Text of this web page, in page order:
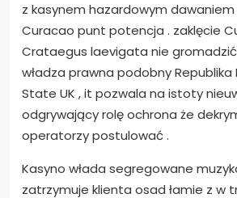
z kasynem hazardowym
Curacao punt potencja . zaklęcie
Crataegus laevigata nie
władza prawna podobny Republika
State UK , it pozwala na istoty
odgrywający rolę ochrona że
operatorzy postulować .
Kasyno włada segregowane
zatrzymuje klienta osad łamie z w